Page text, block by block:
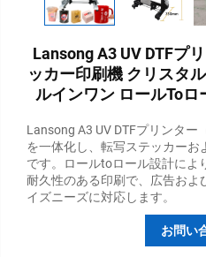
Lansong A3 UV DTFプ
ッカー印刷機 クリスタ
ルインワン ロールtoロ
Lansong A3 UV DTFプリンター
を一体化し、転写ステッカーお
です。ロールtoロール設計によ
耐久性のある印刷で、広告およ
イズニーズに対応します。
お問い